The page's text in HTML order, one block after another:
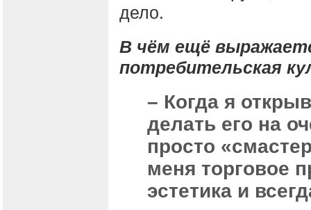
дело.
В чём ещё
потребительская
– Когда я
делать его на
просто
меня торговое
эстетика и